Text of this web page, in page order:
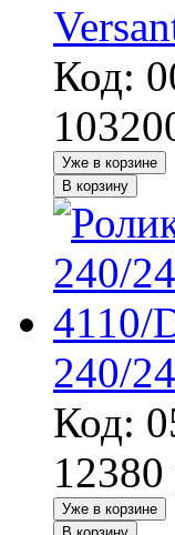
Код:
Уже в корзине
В корзину
240/
Код:
12380
Уже в корзине